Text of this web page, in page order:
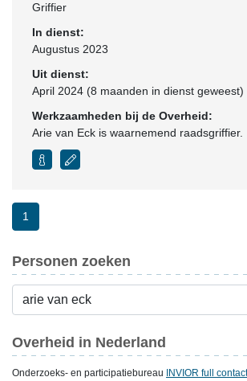
Griffier
In dienst:
Augustus 2023
Uit dienst:
April 2024 (8 maanden in dienst geweest)
Werkzaamheden bij de Overheid:
Arie van Eck is waarnemend raadsgriffier.
1
Personen zoeken
Overheid in Nederland
Onderzoeks- en participatiebureau INVIOR full contact